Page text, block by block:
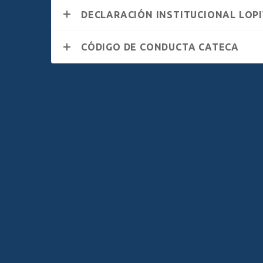
DECLARACIÓN INSTITUCIONAL
CÓDIGO DE CONDUCTA CATECA